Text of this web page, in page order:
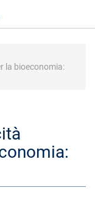
la bioeconomia: